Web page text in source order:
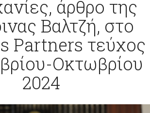
άρθρο της
Βαλτζή, στο
Partners τεύχος
Οκτωβρίου
2024